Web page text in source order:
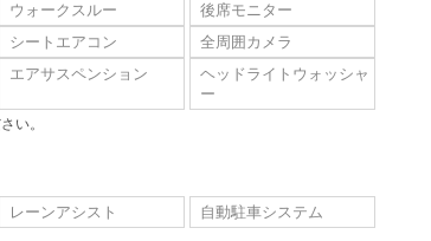
ウォークスルー
後席モニター
シートエアコン
全周囲カメラ
エアサスペンション
ヘッドライトウォッシャ
ー
い。
レーンアシスト
自動駐車システム